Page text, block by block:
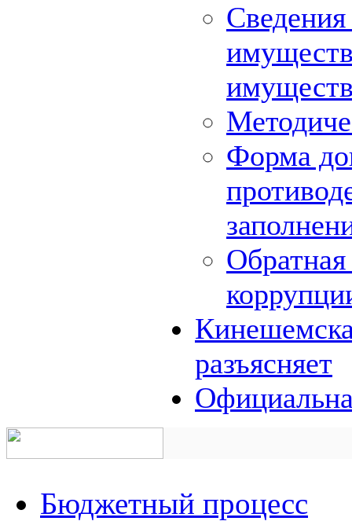
Форма
разъясняет
Бюджетный процесс